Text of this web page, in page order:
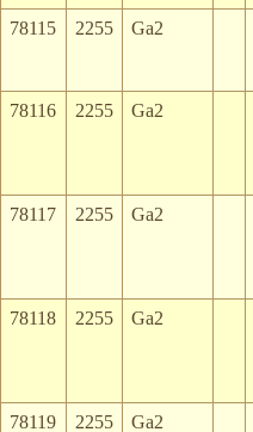
78115 2255 Ga2
78116 2255 Ga2
78117 2255 Ga2
78118 2255 Ga2
78119 2255 Ga2